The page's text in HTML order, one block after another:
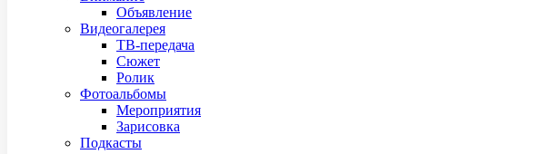
Объявление
Видеогалерея
ТВ-передача
Сюжет
Ролик
Фотоальбомы
Мероприятия
Зарисовка
Подкасты